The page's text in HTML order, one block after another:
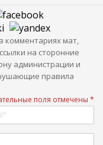
мат,
на сторонние
администрации и
правила
поля отмечены *